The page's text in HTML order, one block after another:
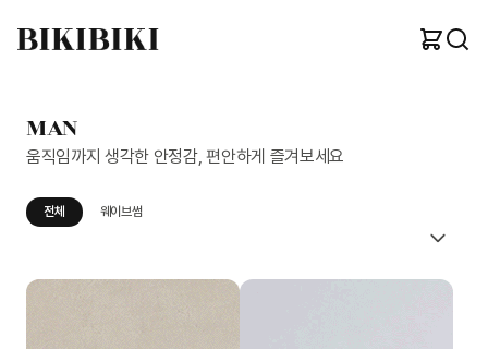
MAN
움직임까지 생각한 안정감, 편안하게 즐겨보세요
전체 웨이브썸